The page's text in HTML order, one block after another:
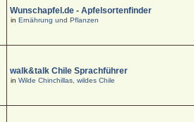
Wunschapfel.de - Apfelsortenfinder
inErnährung und Pflanzen
walk&talk Chile Sprachführer
inWilde Chinchillas, wildes Chile